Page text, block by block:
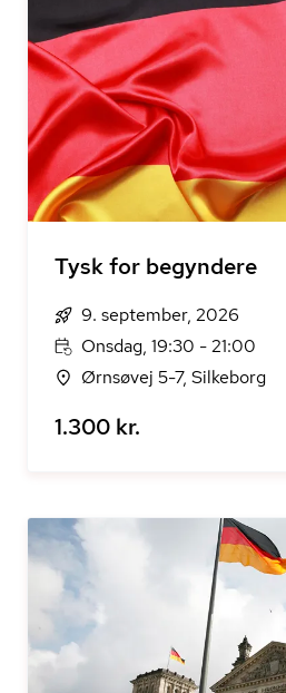
Tysk for begyndere
9. september, 2026
Onsdag, 19:30 - 21:00
Ørnsøvej 5-7, Silkeborg
1.300 kr.